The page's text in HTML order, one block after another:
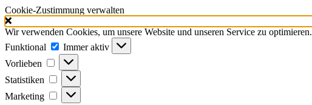
Cookie-Zustimmung verwalten
Wir verwenden Cookies, um unsere Website und unseren Service zu optimieren.
Funktional
Funktional
Immer aktiv
Vorlieben
Vorlieben
Statistiken Statistiken
Marketing Marketing